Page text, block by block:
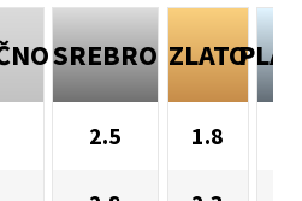
SREBRO
2.5
ZLATO
1.8